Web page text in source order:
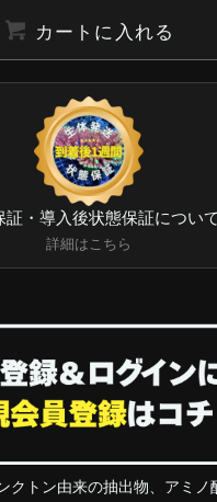
カートに入れる
証・導入後状態保証につい
詳細はこちら
クトン由来の抽出物、アミ